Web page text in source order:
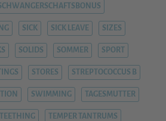
SICK SICK LEAVE SIZES
SOLIDS SOMMER SPORT
STORES STREPTOCOCCUS B
SWIMMING TAGESMUTTER
TEETHING TEMPER TANTRUMS